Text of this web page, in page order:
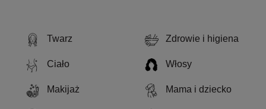
Twarz Zdrowie i higiena
Ciało Włosy
Makijaż Mama i dziecko